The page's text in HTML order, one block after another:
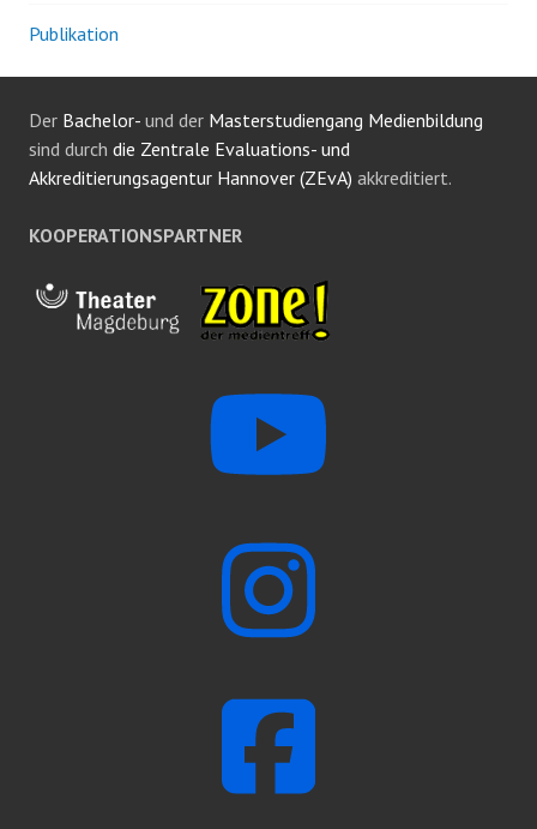
Publikation
Der Bachelor- und der Masterstudiengang Medienbildung
sind durch die Zentrale Evaluations- und
Akkreditierungsagentur Hannover (ZEvA) akkreditiert.
KOOPERATIONSPARTNER